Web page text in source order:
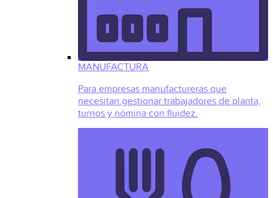
MANUFACTURA
Para empresas manufactureras que
necesitan gestionar trabajadores de planta,
turnos y nómina con fluidez.